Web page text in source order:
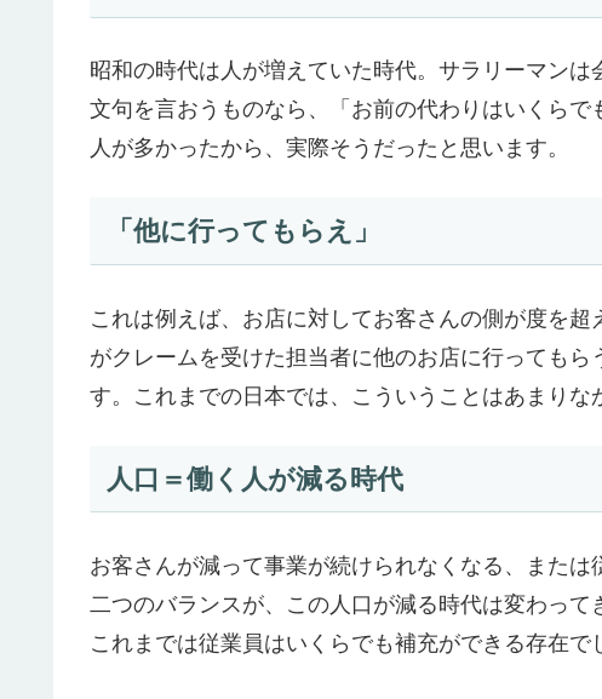
昭和の時代は人が増えていた時代。サラリーマンは
文句を言おうものなら、「お前の代わりはいくらで
人が多かったから、実際そうだったと思います。
「他に行ってもらえ」
これは例えば、お店に対してお客さんの側が度を
がクレームを受けた担当者に他のお店に行っても
す。これまでの日本では、こういうことはあまりな
人口＝働く人が減る時代
お客さんが減って事業が続けられなくなる、また
二つのバランスが、この人口が減る時代は変わって
これまでは従業員はいくらでも補充ができる存在で